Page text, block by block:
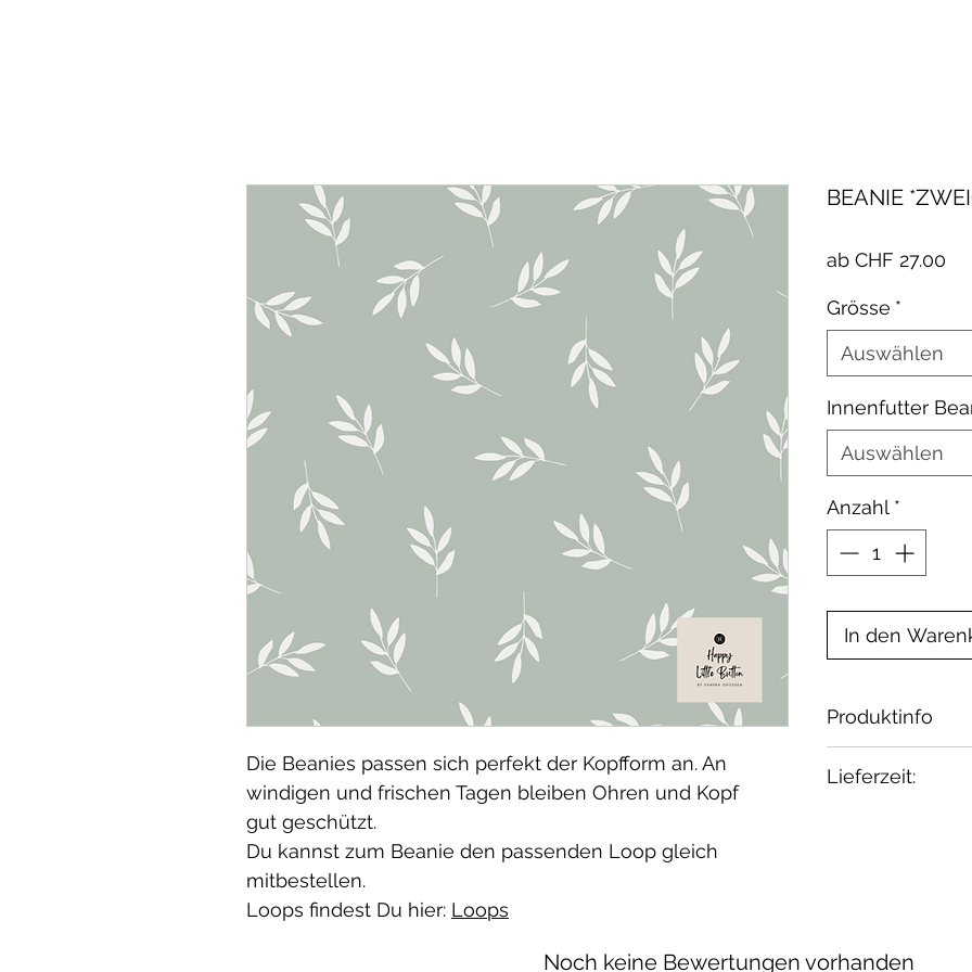
Die Beanies passen sich perfekt der Kopfform an. An
windigen und frischen Tagen bleiben Ohren und Kopf
gut geschützt.
Du kannst zum Beanie den passenden Loop gleich
mitbestellen.
Loops findest Du hier: Loops
BEANIE
ab CHF 27.00
Grösse *
Auswählen
Innenfutter
Auswählen
Anzahl *
In den
Produktinfo
Zertifikat: Oeko
Lieferzeit:
Noch keine Bewertungen vorhanden